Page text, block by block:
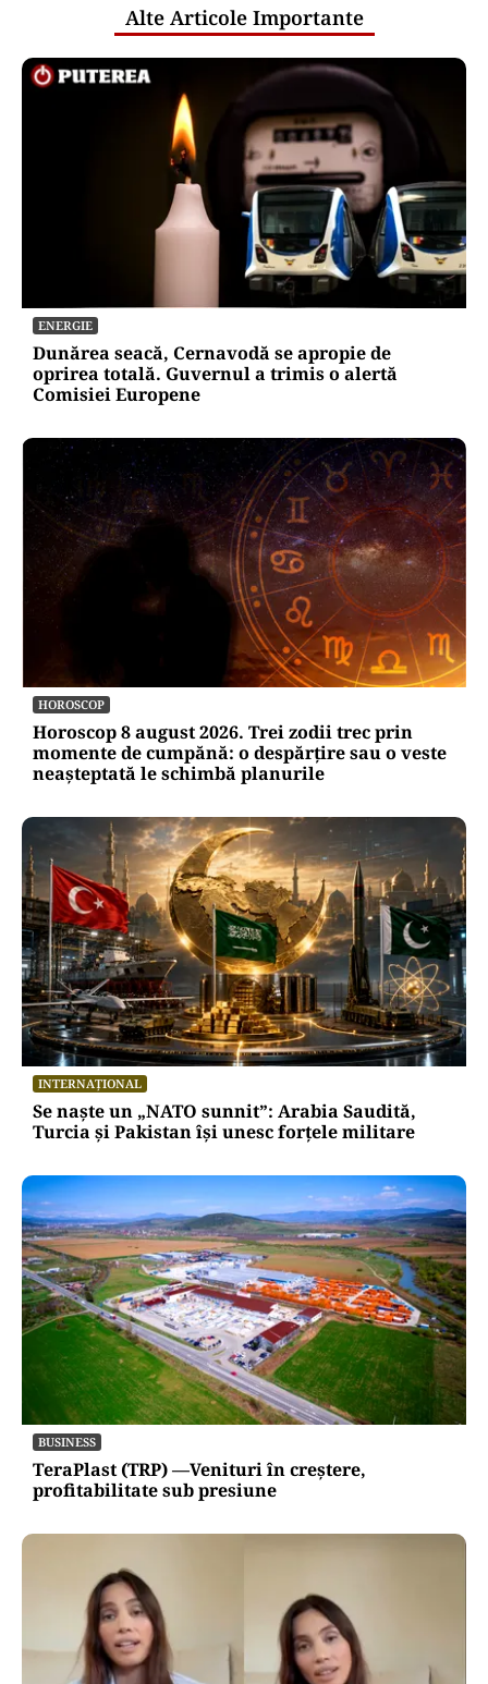
Alte Articole Importante
ENERGIE
Dunărea seacă, Cernavodă se apropie de
oprirea totală. Guvernul a trimis o alertă
Comisiei Europene
HOROSCOP
Horoscop 8 august 2026. Trei zodii trec prin
momente de cumpănă: o despărțire sau o veste
neașteptată le schimbă planurile
INTERNAȚIONAL
Se naște un „NATO sunnit”: Arabia Saudită,
Turcia și Pakistan își unesc forțele militare
BUSINESS
TeraPlast (TRP) —Venituri în creștere,
profitabilitate sub presiune